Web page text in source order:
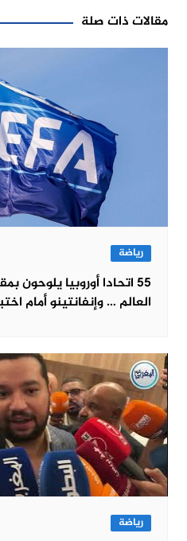
مقالات ذات صلة
رياضة
55 اتحادا أوروبيا
العالم … وإنفانتينو أمام
رياضة